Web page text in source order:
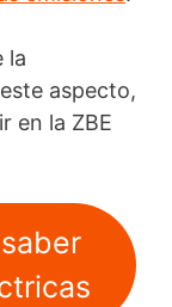
la
aspecto,
en la ZBE